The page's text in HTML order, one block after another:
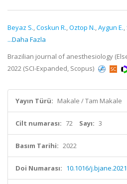
Beyaz S.,Coskun R.,Oztop N.,Aygun E.,
...Daha Fazla
Brazilian journal of anesthesiology
2022 (SCI-Expanded, Scopus)
Yayın Türü: Makale / Tam Makale
Cilt numarası: 72 Sayı: 3
Basım Tarihi: 2022
Doi Numarası: 10.1016/